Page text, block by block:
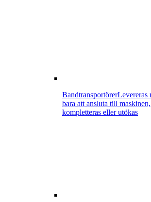
BandtransportörerLevereras
bara att ansluta till
kompletteras eller utökas